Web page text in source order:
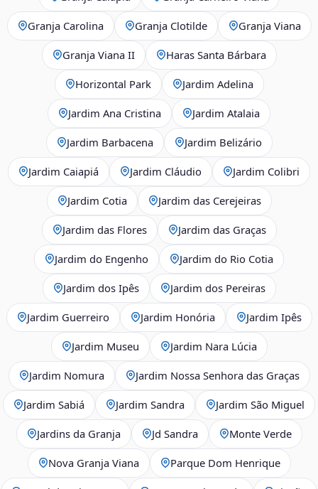
Granja Carolina Granja Clotilde Granja Viana
Granja Viana II Haras Santa Bárbara
Horizontal Park Jardim Adelina
Jardim Ana Cristina Jardim Atalaia
Jardim Barbacena Jardim Belizário
Jardim Caiapiá Jardim Cláudio Jardim Colibri
Jardim Cotia Jardim das Cerejeiras
Jardim das Flores Jardim das Graças
Jardim do Engenho Jardim do Rio Cotia
Jardim dos Ipês Jardim dos Pereiras
Jardim Guerreiro Jardim Honória Jardim Ipês
Jardim Museu Jardim Nara Lúcia
Jardim Nomura Jardim Nossa Senhora das Graças
Jardim Sabiá Jardim Sandra Jardim São Miguel
Jardins da Granja Jd Sandra Monte Verde
Nova Granja Viana Parque Dom Henrique